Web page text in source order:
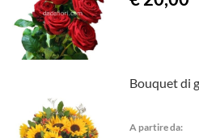
Bouquet di
A partire da: